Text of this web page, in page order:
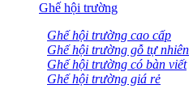
Ghế hội trường
Ghế hội trường cao cấp
Ghế hội trường gỗ tự nhiên
Ghế hội trường có bàn viết
Ghế hội trường giá rẻ